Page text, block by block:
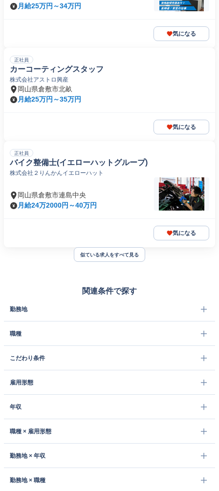
月給25万円～34万円
気になる
正社員
カーコーティングスタッフ
株式会社アストロ興産
岡山県倉敷市北畝
月給25万円～35万円
気になる
正社員
バイク整備士(イエローハットグループ)
株式会社２りんかんイエローハット
岡山県倉敷市連島中央
月給24万2000円～40万円
気になる
似ている求人をすべて見る
関連条件で探す
勤務地
職種
こだわり条件
雇用形態
年収
職種 × 雇用形態
勤務地 × 年収
勤務地 × 職種